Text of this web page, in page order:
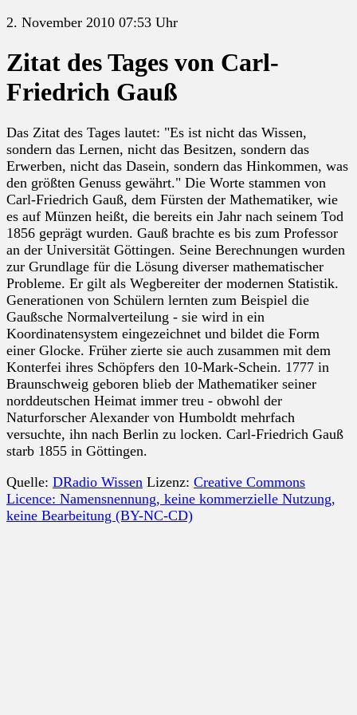
2. November 2010 07:53 Uhr
Zitat des Tages von Carl-
Friedrich Gauß
Das Zitat des Tages lautet: "Es ist nicht das Wissen,
sondern das Lernen, nicht das Besitzen, sondern das
Erwerben, nicht das Dasein, sondern das Hinkommen, was
den größten Genuss gewährt." Die Worte stammen von
Carl-Friedrich Gauß, dem Fürsten der Mathematiker, wie
es auf Münzen heißt, die bereits ein Jahr nach seinem Tod
1856 geprägt wurden. Gauß brachte es bis zum Professor
an der Universität Göttingen. Seine Berechnungen wurden
zur Grundlage für die Lösung diverser mathematischer
Probleme. Er gilt als Wegbereiter der modernen Statistik.
Generationen von Schülern lernten zum Beispiel die
Gaußsche Normalverteilung - sie wird in ein
Koordinatensystem eingezeichnet und bildet die Form
einer Glocke. Früher zierte sie auch zusammen mit dem
Konterfei ihres Schöpfers den 10-Mark-Schein. 1777 in
Braunschweig geboren blieb der Mathematiker seiner
norddeutschen Heimat immer treu - obwohl der
Naturforscher Alexander von Humboldt mehrfach
versuchte, ihn nach Berlin zu locken. Carl-Friedrich Gauß
starb 1855 in Göttingen.
Quelle: DRadio Wissen Lizenz: Creative Commons
Licence: Namensnennung, keine kommerzielle Nutzung,
keine Bearbeitung (BY-NC-CD)